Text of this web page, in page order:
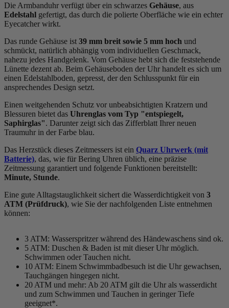
Die Armbanduhr verfügt über ein schwarzes Gehäuse, aus
Edelstahl gefertigt, das durch die polierte Oberfläche wie ein echter
Eyecatcher wirkt.
Das runde Gehäuse ist 39 mm breit sowie 5 mm hoch und
schmückt, natürlich abhängig vom individuellen Geschmack,
nahezu jedes Handgelenk. Vom Gehäuse hebt sich die feststehende
Lünette dezent ab. Beim Gehäuseboden der Uhr handelt es sich um
einen Edelstahlboden, gepresst, der den Schlusspunkt für ein
ansprechendes Design setzt.
Einen weitgehenden Schutz vor unbeabsichtigten Kratzern und
Blessuren bietet das Uhrenglas vom Typ "entspiegelt,
Saphirglas". Darunter zeigt sich das Zifferblatt Ihrer neuen
Traumuhr in der Farbe blau.
Das Herzstück dieses Zeitmessers ist ein Quarz Uhrwerk (mit
Batterie), das, wie für Bering Uhren üblich, eine präzise
Zeitmessung garantiert und folgende Funktionen bereitstellt:
Minute, Stunde.
Eine gute Alltagstauglichkeit sichert die Wasserdichtigkeit von 3
ATM (Prüfdruck), wie Sie der nachfolgenden Liste entnehmen
können:
3 ATM: Wasserspritzer während des Händewaschens sind ok.
5 ATM: Duschen & Baden ist mit dieser Uhr möglich.
Schwimmen oder Tauchen nicht.
10 ATM: Einem Schwimmbadbesuch ist die Uhr gewachsen,
Tauchgängen hingegen nicht.
20 ATM und mehr: Ab 20 ATM gilt die Uhr als wasserdicht
und zum Schwimmen und Tauchen in geringer Tiefe
geeignet*.